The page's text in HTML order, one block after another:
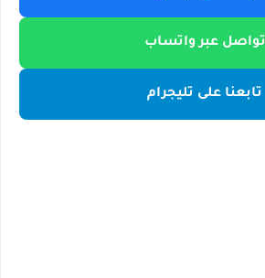
تواصل عبر واتساب
تابعنا على تليجرام